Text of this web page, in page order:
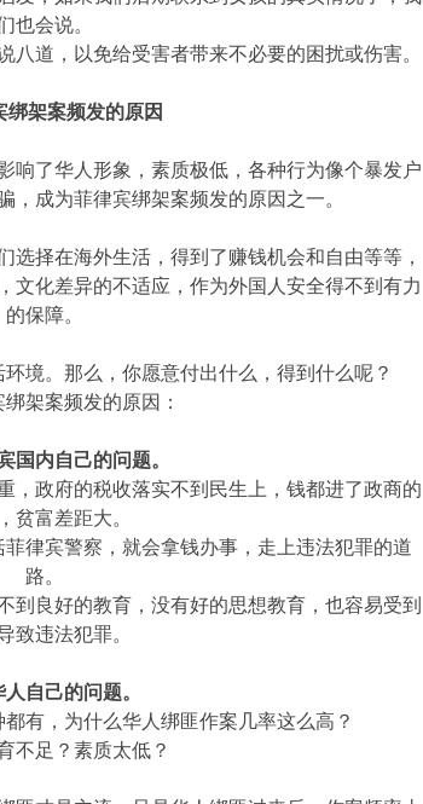
也会说。
道，以免给受害者带来不必要的困扰或伤害。
绑架案频发的原因
响了华人形象，素质极低，各种行为像个暴发户
，成为菲律宾绑架案频发的原因之一。
选择在海外生活，得到了赚钱机会和自由等等，
文化差异的不适应，作为外国人安全得不到有力
的保障。
境。那么，你愿意付出什么，得到什么呢？
架案频发的原因：
国内自己的问题。
，政府的税收落实不到民生上，钱都进了政商的
贫富差距大。
律宾警察，就会拿钱办事，走上违法犯罪的道
路。
到良好的教育，没有好的思想教育，也容易受到
致违法犯罪。
自己的问题。
有，为什么华人绑匪作案几率这么高？
不足？素质太低？